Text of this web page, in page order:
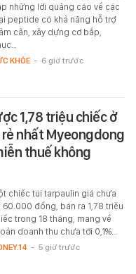
những lời quảng cáo về các
peptide có khả năng hỗ trợ
cân, xây dựng cơ bắp,
KHỎE - 6 giờ trước
1,78 triệu chiếc ở
nhất Myeongdong
thuế không
chiếc túi tarpaulin giá chưa
60.000 đồng, bán ra 1,78 triệu
trong 18 tháng, mang về
doanh thu chưa tới 0,1%…
- 5 giờ trước